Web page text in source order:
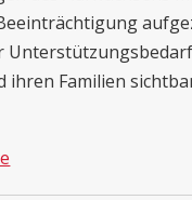
ihren Familien